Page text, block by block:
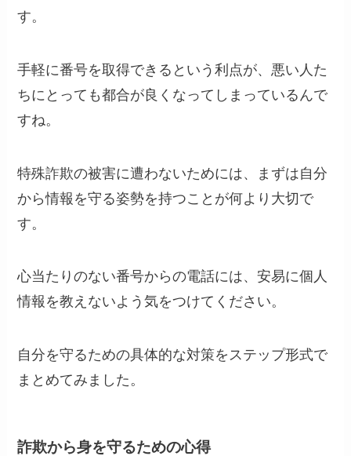
す。
手軽に番号を取得できるという利点が、悪い人た
ちにとっても都合が良くなってしまっているんで
すね。
特殊詐欺の被害に遭わないためには、まずは自分
から情報を守る姿勢を持つことが何より大切で
す。
心当たりのない番号からの電話には、安易に個人
情報を教えないよう気をつけてください。
自分を守るための具体的な対策をステップ形式で
まとめてみました。
詐欺から身を守るための心得